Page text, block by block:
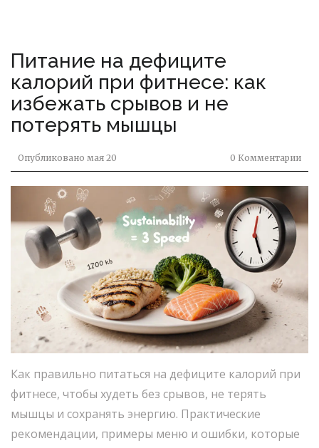
Питание на дефиците
калорий при фитнесе: как
избежать срывов и не
потерять мышцы
Опубликовано мая 20 0 Комментарии
Как правильно питаться на дефиците калорий при
фитнесе, чтобы худеть без срывов, не терять
мышцы и сохранять энергию. Практические
рекомендации, примеры меню и ошибки, которые